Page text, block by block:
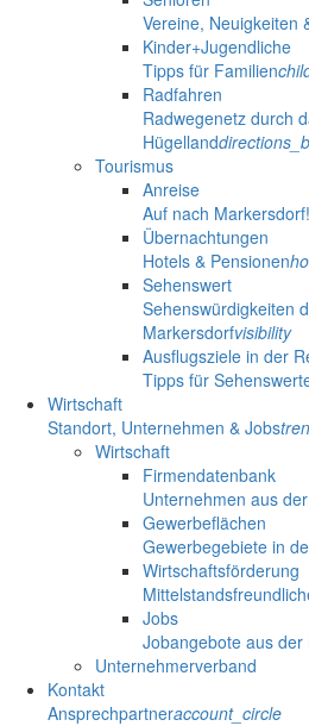
Vereine, Neuigkeiten
Kinder+Jugendliche
Tipps für Familien
Radfahren
Radwegenetz durch
Hügelland
Tourismus
Anreise
Auf nach
Übernachtungen
Hotels & Pensionen
Sehenswert
Sehenswürdigkeiten
Markersdorfvisibility
Ausflugsziele in der
Tipps für
Wirtschaft
Standort, Unternehmen & Jobs
Wirtschaft
Firmendatenbank
Unternehmen aus
Gewerbeflächen
Gewerbegebiete in
Wirtschaftsförderung
Jobs
Jobangebote aus der
Unternehmerverband
Kontakt
Ansprechpartneraccount_circle